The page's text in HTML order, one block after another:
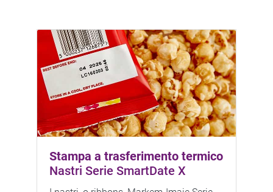
Stampa a trasferimento termico
Nastri Serie SmartDate X